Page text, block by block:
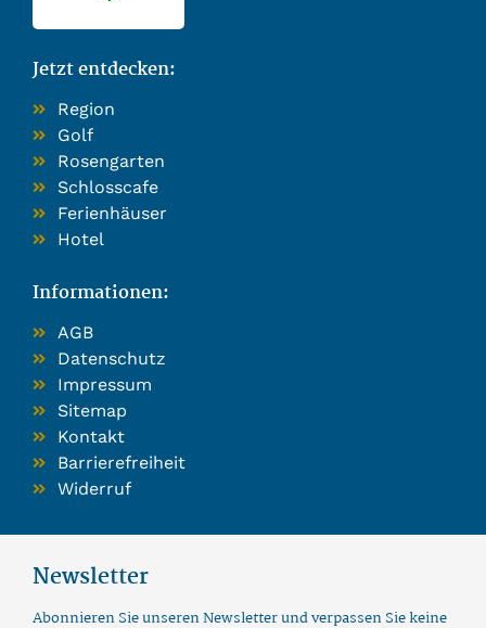
Jetzt entdecken:
Region
Golf
Rosengarten
Schlosscafe
Ferienhäuser
Hotel
Informationen:
AGB
Datenschutz
Impressum
Sitemap
Kontakt
Barrierefreiheit
Widerruf
Newsletter
Abonnieren Sie unseren Newsletter und verpassen Sie keine